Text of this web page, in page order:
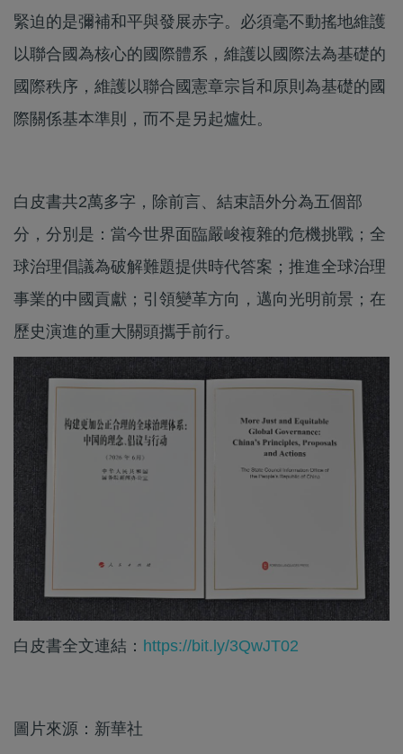
緊迫的是彌補和平與發展赤字。必須毫不動搖地維護
以聯合國為核心的國際體系，維護以國際法為基礎的
國際秩序，維護以聯合國憲章宗旨和原則為基礎的國
際關係基本準則，而不是另起爐灶。
白皮書共2萬多字，除前言、結束語外分為五個部
分，分別是：當今世界面臨嚴峻複雜的危機挑戰；全
球治理倡議為破解難題提供時代答案；推進全球治理
事業的中國貢獻；引領變革方向，邁向光明前景；在
歷史演進的重大關頭攜手前行。
白皮書全文連結： https://bit.ly/3QwJT02
圖片來源：新華社